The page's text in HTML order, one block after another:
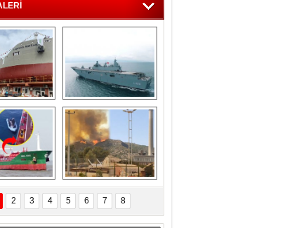
Tersanesi,
Bayrak
suya
TCG Anadolu,
tersane teknik
seyrini tamamladı
Türk
DENIZ
Milas’taki yangın
yeniden termik
santrallere doğru
ilerliyor
2 3 4 5 6 7 8